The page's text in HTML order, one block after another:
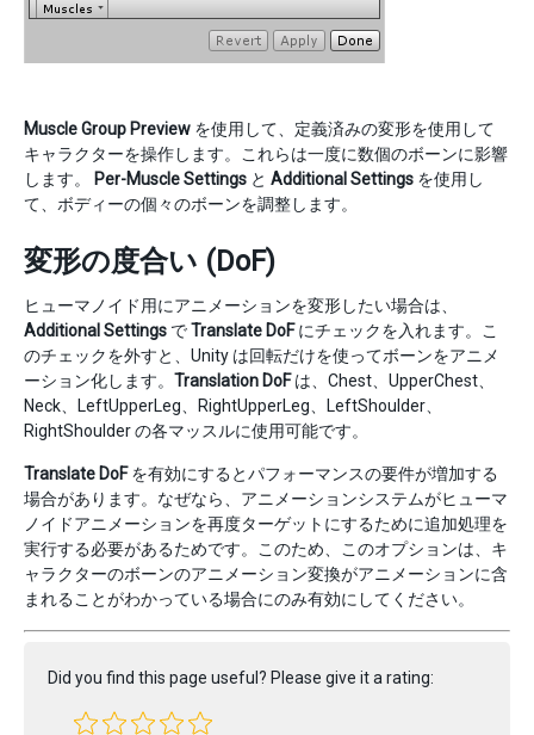
Muscle Group Preview を使用して、定義済みの変形を使用して
キャラクターを操作します。これらは一度に数個のボーンに影響
します。
Per-Muscle Settings と Additional Settings を使用し
て、ボディーの個々のボーンを調整します。
変形の度合い (DoF)
ヒューマノイド用にアニメーションを変形したい場合は、
Additional Settings でTranslate DoFにチェックを入れます。こ
のチェックを外すと、Unity は回転だけを使ってボーンをアニメ
ーション化します。 Translation DoFは、Chest、UpperChest、
Neck、LeftUpperLeg、RightUpperLeg、LeftShoulder、
RightShoulder の各マッスルに使用可能です。
Translate DoFを有効にするとパフォーマンスの要件が増加する
場合があります。なぜなら、アニメーションシステムがヒューマ
ノイドアニメーションを再度ターゲットにするために追加処理を
実行する必要があるためです。このため、このオプションは、キ
ャラクターのボーンのアニメーション変換がアニメーションに含
まれることがわかっている場合にのみ有効にしてください。
Did you find this page useful? Please give it a rating: